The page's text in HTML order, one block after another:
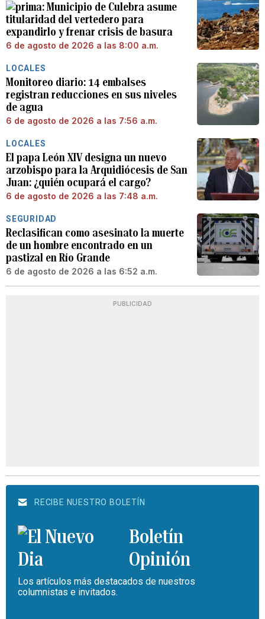
Municipio de Culebra asume
titularidad del vertedero para
expandirlo y frenar crisis de basura
6 de agosto de 2026 a las 8:00 a.m.
LOCALES
Monitoreo diario: 14 embalses
registran reducciones en sus niveles
de agua
6 de agosto de 2026 a las 7:56 a.m.
LOCALES
El papa León XIV designa un nuevo
arzobispo para la Arquidiócesis de San
Juan: ¿quién ocupará el cargo?
6 de agosto de 2026 a las 7:48 a.m.
SEGURIDAD
Reclasifican como asesinato la muerte
de un hombre encontrado en un
pastizal en Río Grande
6 de agosto de 2026 a las 6:52 a.m.
PUBLICIDAD
RECIBE NUESTRO BOLETÍN
Boletín
Opinión
Los artículos más destacados de nuestros
columnistas e invitados.